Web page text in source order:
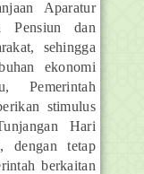
Aparatur
Pensiun dan
sehingga
ekonomi
Pemerintah
stimulus
Hari
dengan tetap
berkaitan